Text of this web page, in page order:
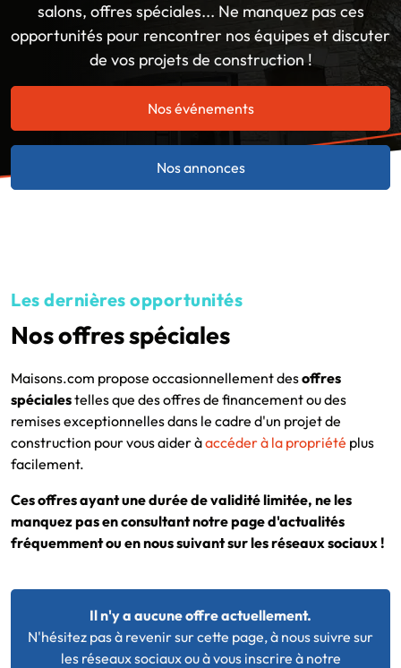
salons, offres spéciales... Ne manquez pas ces
opportunités pour rencontrer nos équipes et discuter
de vos projets de construction !
Nos événements
Nos annonces
Les dernières opportunités
Nos offres spéciales
Maisons.com propose occasionnellement desoffres
spécialestelles que des offres de financement ou des
remises exceptionnelles dans le cadre d'un projet de
construction pour vous aider àaccéder à la propriété plus
facilement.
Ces offres ayant une durée de validité limitée, ne les
manquez pas en consultant notre page d'actualités
fréquemment ou en nous suivant sur les réseaux sociaux !
Il n'y a aucune offre actuellement.
N'hésitez pas à revenir sur cette page, à nous suivre sur
les réseaux sociaux ou à vous inscrire à notre